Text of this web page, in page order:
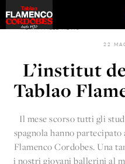
TORNA ALLE NEWS
22
L’institut
Tablao
Il mese scorso tutti gli
spagnola hanno
Flamenco Cordobes. Una
i nostri giovani ballerini al